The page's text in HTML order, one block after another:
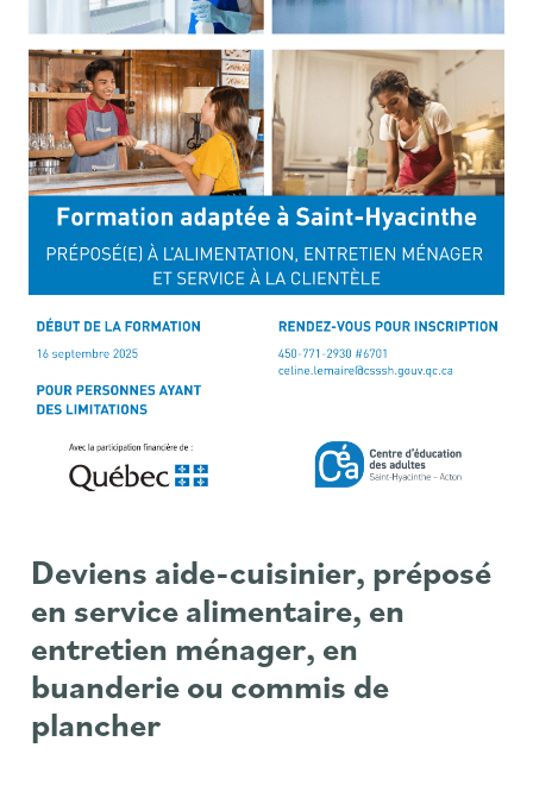
Deviens aide-cuisinier, préposé
en service alimentaire, en
entretien ménager, en
buanderie ou commis de
plancher